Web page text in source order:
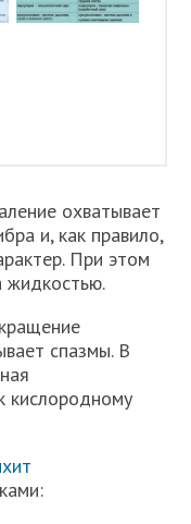
охватывает
и, как правило,
При этом
жидкостью.
спазмы. В
кислородному